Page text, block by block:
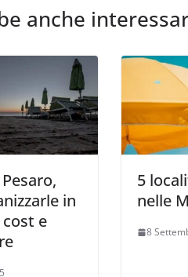
anche
in
e
5
nelle
8